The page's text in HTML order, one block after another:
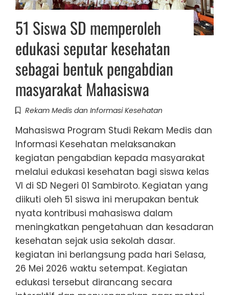
51 Siswa SD memperoleh
edukasi seputar kesehatan
sebagai bentuk pengabdian
masyarakat Mahasiswa
Rekam Medis dan Informasi Kesehatan
Mahasiswa Program Studi Rekam Medis dan
Informasi Kesehatan melaksanakan
kegiatan pengabdian kepada masyarakat
melalui edukasi kesehatan bagi siswa kelas
VI di SD Negeri 01 Sambiroto. Kegiatan yang
diikuti oleh 51 siswa ini merupakan bentuk
nyata kontribusi mahasiswa dalam
meningkatkan pengetahuan dan kesadaran
kesehatan sejak usia sekolah dasar.
kegiatan ini berlangsung pada hari Selasa,
26 Mei 2026 waktu setempat. Kegiatan
edukasi tersebut dirancang secara